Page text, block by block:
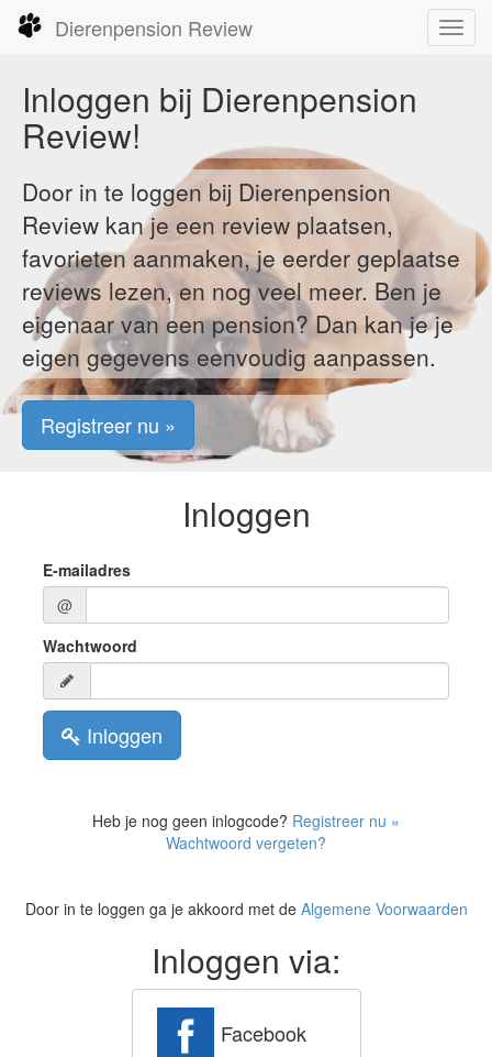
Dierenpension Review
Inloggen bij Dierenpension
Review!
Door in te loggen bij Dierenpension
Review kan je een review plaatsen,
favorieten aanmaken, je eerder geplaatse
reviews lezen, en nog veel meer. Ben je
eigenaar van een pension? Dan kan je je
eigen gegevens eenvoudig aanpassen.
Registreer nu »
Inloggen
E-mailadres
@
Wachtwoord
Inloggen
Heb je nog geen inlogcode? Registreer nu »
Wachtwoord vergeten?
Door in te loggen ga je akkoord met de Algemene Voorwaarden
Inloggen via:
Facebook